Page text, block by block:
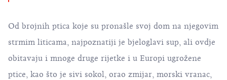
Od brojnih ptica koje su pronašle svoj dom na njegovim
strmim liticama, najpoznatiji je bjeloglavi sup, ali ovdje
obitavaju i mnoge druge rijetke i u Europi ugrožene
ptice, kao što je sivi sokol, orao zmijar, morski vranac,